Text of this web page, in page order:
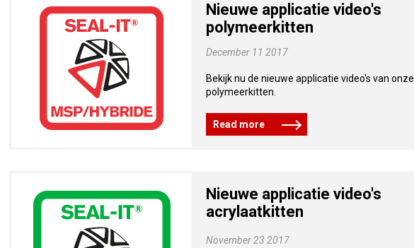
Nieuwe applicatie video's
polymeerkitten
December 11 2017
Bekijk nu de nieuwe applicatie video's van onze
polymeerkitten.
Read more
Nieuwe applicatie video's
acrylaatkitten
November 23 2017